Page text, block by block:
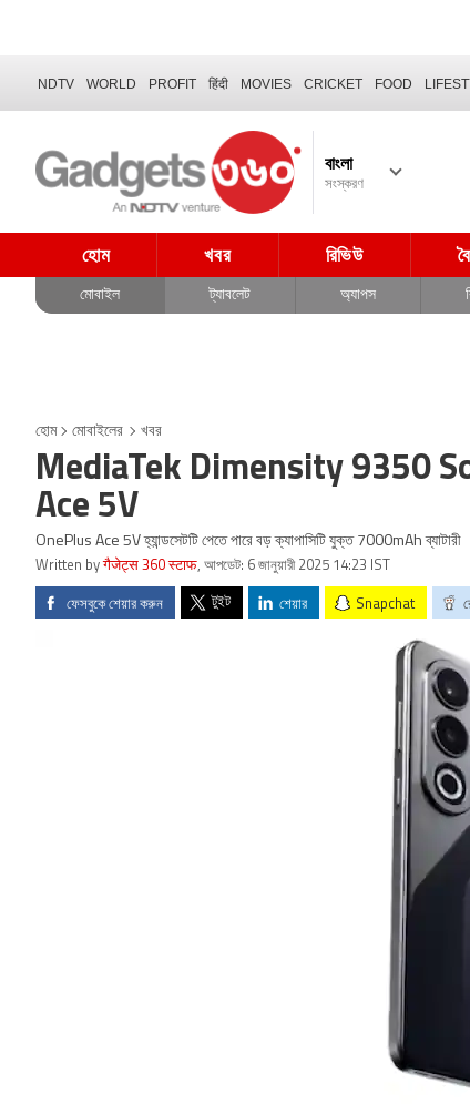
NDTV WORLD PROFIT हिंदी MOVIES CRICKET FOOD
বাংলা
সংস্করণ
হোম খবর রিভিউ
মোবাইল ট্যাবলেট অ্যাপস
হোম মোবাইলের খবর
MediaTek Dimensity 9350 SoC-
Ace 5V
OnePlus Ace 5V হ্যান্ডসেটটি পেতে পারে বড় ক্যাপাসিটি যুক্ত 7000mAh ব্যাটারী
Written byगैजेट्स 360 स्टाफ, আপডেট: 6 জানুয়ারী 2025 14:23 IST
ফেসবুকে শেয়ার করুন টুইট শেয়ার Snapchat